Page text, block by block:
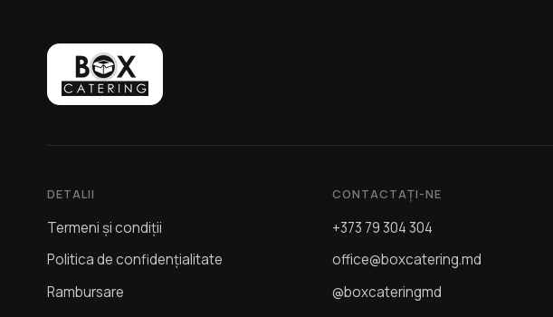
DETALII
Termeni și condiții
Politica de confidențialitate
Rambursare
CONTACTAȚI-NE
+373 79 304 304
office@boxcatering.md
@boxcateringmd